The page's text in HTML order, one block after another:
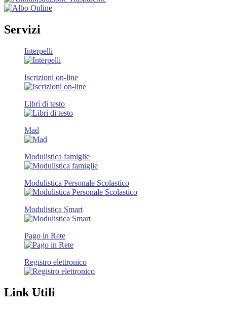
Servizi
Interpelli
Iscrizioni on-line
Libri di testo
Mad
Modulistica famiglie
Modulistica Personale Scolastico
Modulistica Smart
Pago in Rete
Registro elettronico
Link Utili